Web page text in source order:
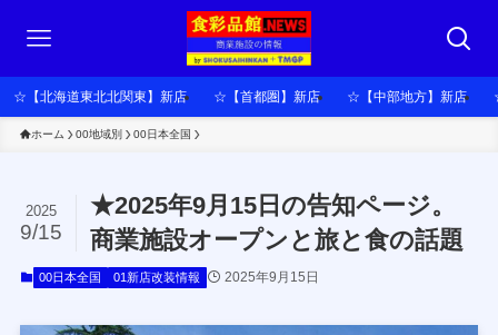
☆【北海道東北北関東】新店 ☆【首都圏】新店 ☆【中部地方】新店
ホーム 00地域別 00日本全国
★2025年9月15日の告知ページ。
商業施設オープンと旅と食の話題
2025
9/15
00日本全国 01新店改装情報 2025年9月15日